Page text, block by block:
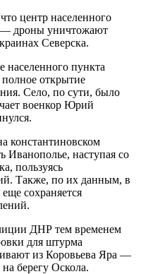
центр населенного
дроны уничтожают
Северска.
населенного пункта
открытие
Село, по сути, было
военкор Юрий
константиновском
наступая со
пользуясь
Также, по их данным, в
сохраняется
ДНР тем временем
для штурма
из Коровьева Яра —
берегу Оскола.